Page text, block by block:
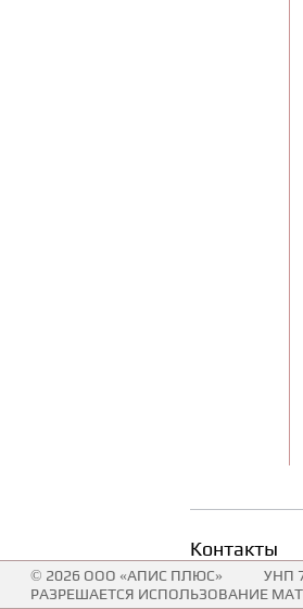
Контакты
© 2026 ООО «АПИС ПЛЮС»
УНП
РАЗРЕШАЕТСЯ ИСПОЛЬЗОВАНИЕ